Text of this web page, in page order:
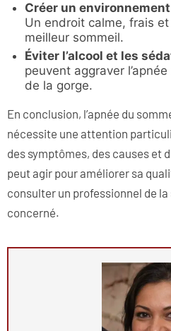
Créer un
Un endroit calme, frais
meilleur sommeil.
Éviter l’alcool et les
peuvent aggraver
de la gorge.
En conclusion, l’apnée du
nécessite une attention
des symptômes, des causes et
peut agir pour améliorer sa
consulter un professionnel de
concerné.